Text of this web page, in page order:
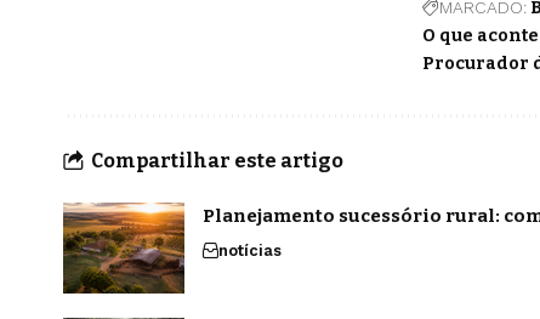
MARCADO:
O que
Procurador
Compartilhar este artigo
Planejamento sucessório rural:
notícias